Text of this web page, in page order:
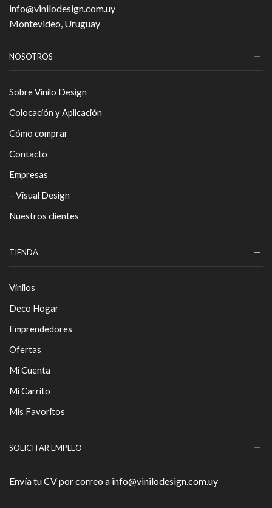
info@vinilodesign.com.uy
Montevideo, Uruguay
NOSOTROS
Sobre Vinilo Design
Colocación y Aplicación
Cómo comprar
Contacto
Empresas
– Visual Design
Nuestros clientes
TIENDA
Vinilos
Deco Hogar
Emprendedores
Ofertas
Mi Cuenta
Mi Carrito
Mis Favoritos
SOLICITAR EMPLEO
Envía tu CV por correo a info@vinilodesign.com.uy